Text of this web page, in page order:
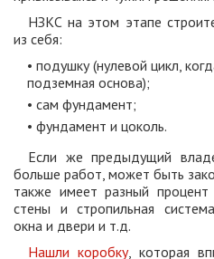
НЗКС на этом этапе
из себя:
• подушку (нулевой цикл,
подземная основа);
• сам фундамент;
• фундамент и цоколь.
Если же предыдущий
больше работ, может быть
также имеет разный процент
стены и стропильная
окна и двери и т.д.
Нашли коробку, которая